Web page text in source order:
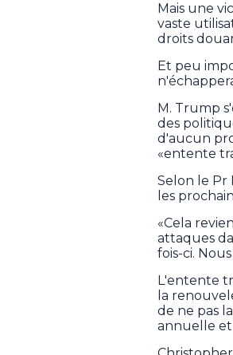
Mais une
vaste
droits
Et peu
M. Trump
des
d'aucun
«entente
Selon le Pr
les
«Cela
attaques
fois-ci.
L'entente
la
de ne pas
annuelle et